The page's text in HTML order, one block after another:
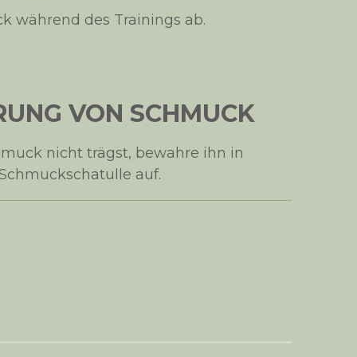
während des Trainings ab.
VON SCHMUCK
nicht trägst, bewahre ihn in
auf.